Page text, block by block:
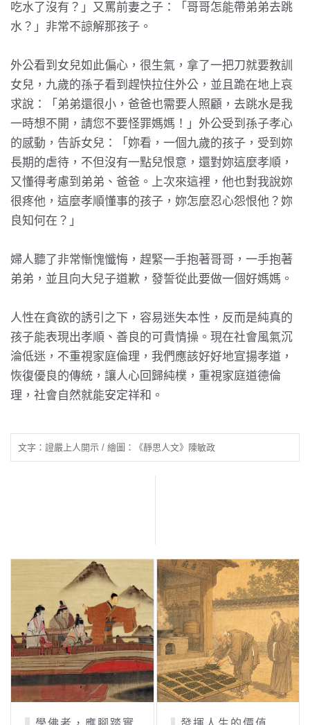
吃水了沒有？」又罵前妻之子：「哥哥怎能帶弟弟去跳
水？」非常不諒解那孩子。
外公看到女兒如此偏心，很生氣，拿了一把刀就要教訓
女兒，九歲的孫子看到趕快拉住外公，並且跪在地上哀
求說：「弟弟還很小，爸爸也需要人照顧，去跳水是我
一時想不開，請您不要怪罪媽媽！」外公受到孫子孝心
的感動，告訴女兒：「妳看，一個九歲的孩子，受到妳
長期的虐待，不但沒有一點兒恨意，還對妳這麼孝順，
又懂得考慮到弟弟、爸爸。上次來這裡，他也對我說妳
很疼他，這麼孝順懂事的孩子，妳怎麼忍心怨恨他？妳
良知何在？」
婦人聽了非常慚愧懺悔，趕緊一手抱著哥哥，一手抱著
弟弟，並且向大兒子道歉，發誓從此要做一個好媽媽。
人性在貪欲的誘引之下，容易迷失本性，反而是純真的
孩子能表現出孝順、善良的可貴情操。現在社會風氣沉
淪低迷，不重視家庭倫理，我們應該好好地宣揚孝道，
恢復優良的傳統，讓人心回歸純樸，重視家庭道德倫
理，社會自然就能安定祥和。
文字：證嚴上人開示 / 繪圖：《靜思人文》陳敏政